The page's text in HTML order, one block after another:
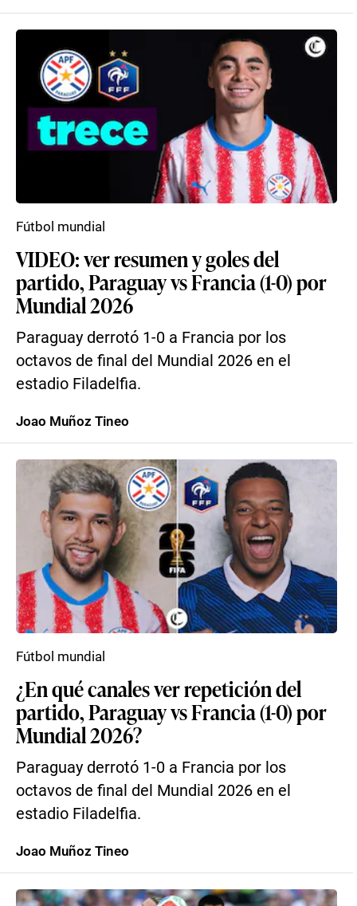
VIDEO: ver resumen y goles del
partido, Paraguay vs Francia (1-0) por
Mundial 2026
Paraguay derrotó 1-0 a Francia por los
octavos de final del Mundial 2026 en el
estadio Filadelfia.
Fútbol mundial
Joao Muñoz Tineo
¿En qué canales ver repetición del
partido, Paraguay vs Francia (1-0) por
Mundial 2026?
Paraguay derrotó 1-0 a Francia por los
octavos de final del Mundial 2026 en el
estadio Filadelfia.
Fútbol mundial
Joao Muñoz Tineo